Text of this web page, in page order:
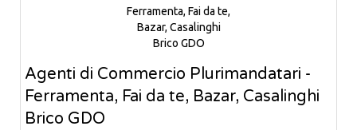
Agenti di Commercio Plurimandatari -
Ferramenta, Fai da te, Bazar, Casalinghi
Brico GDO